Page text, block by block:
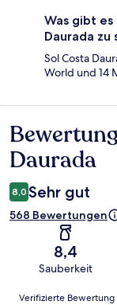
Was gibt es
Daurada zu
Sol Costa
World und 14
Daurada
8,0 Sehr gut
568 Bewertungen
8,4
Sauberkeit
Verifizierte Bewertung